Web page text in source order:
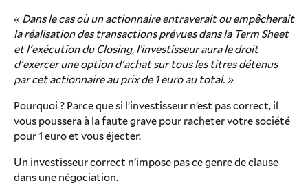
«Dans le cas où un actionnaire entraverait ou empêcherait
la réalisation des transactions prévues dans la Term Sheet
et l'exécution du Closing, l’investisseur aura le droit
d'exercer une option d'achat sur tous les titres détenus
par cet actionnaire au prix de 1 euro au total. »
Pourquoi ? Parce que si l’investisseur n’est pas correct, il
vous poussera à la faute grave pour racheter votre société
pour 1 euro et vous éjecter.
Un investisseur correct n’impose pas ce genre de clause
dans une négociation.